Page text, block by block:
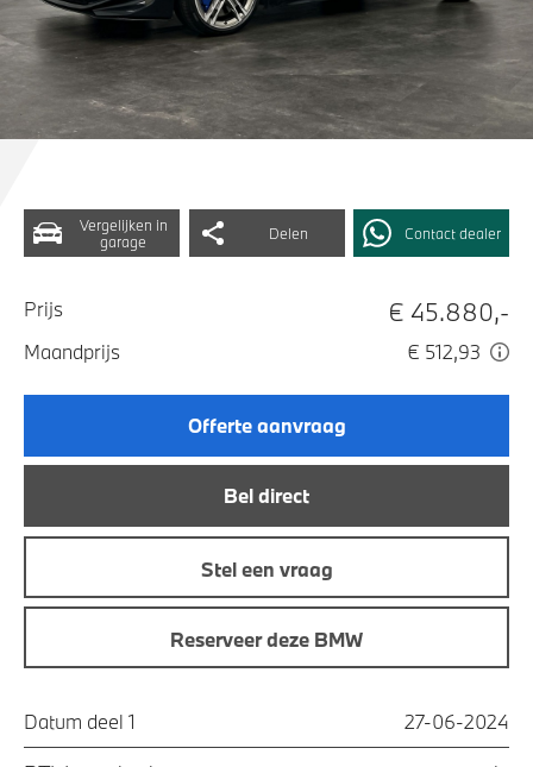
Vergelijken in
garage
Delen Contact dealer
Prijs € 45.880,-
Maandprijs € 512,93
Offerte aanvraag
Bel direct
Stel een vraag
Reserveer deze BMW
Datum deel 1 27-06-2024